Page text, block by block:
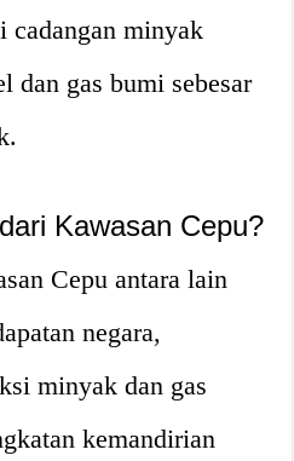
minyak
dan gas bumi sebesar
Kawasan Cepu?
Cepu antara lain
negara,
minyak dan gas
kemandirian